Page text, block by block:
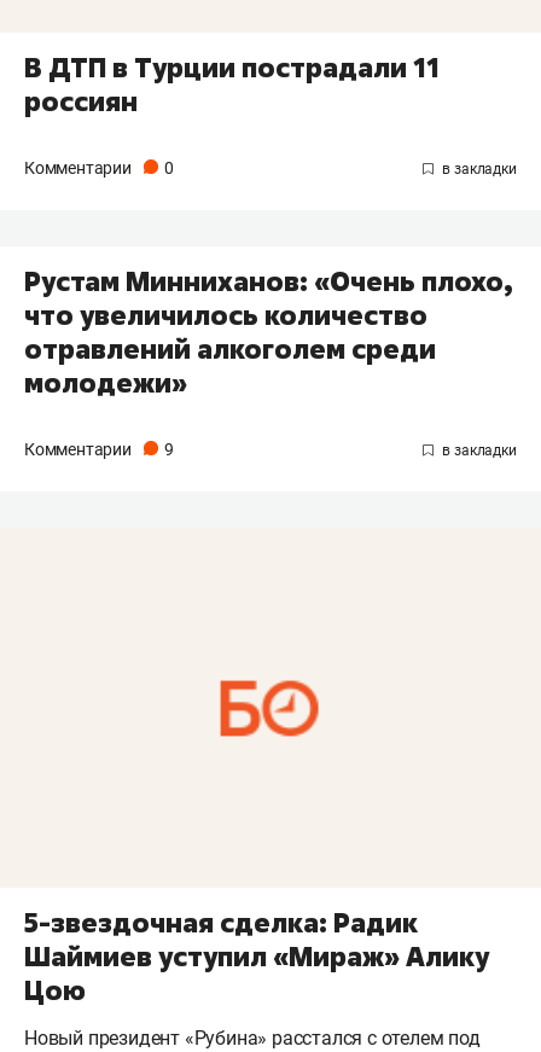
В ДТП в Турции пострадали 11
россиян
Комментарии 0
Рустам Минниханов: «Очень плохо,
что увеличилось количество
отравлений алкоголем среди
молодежи»
Комментарии 9
5-звездочная сделка: Радик
Шаймиев уступил «Мираж» Алику
Цою
Новый президент «Рубина» расстался с отелем под